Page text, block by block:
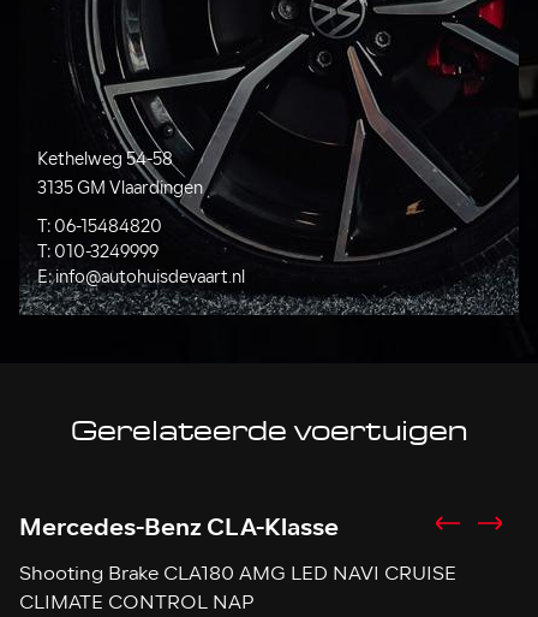
Kethelweg 54-58
3135 GM Vlaardingen
T: 06-15484820
T: 010-3249999
E:info@autohuisdevaart.nl
Gerelateerde voertuigen
Mercedes-Benz CLA-Klasse
Shooting Brake CLA180 AMG LED NAVI CRUISE
CLIMATE CONTROL NAP